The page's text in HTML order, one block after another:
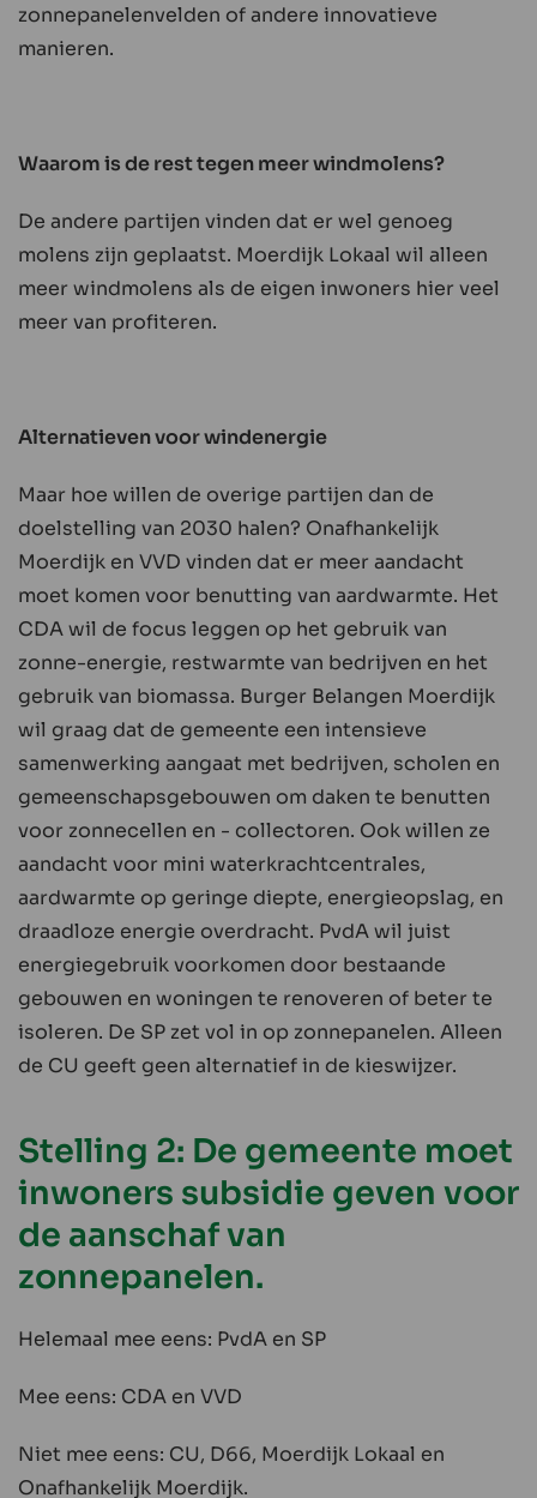
zonnepanelenvelden of andere innovatieve
manieren.
Waarom is de rest tegen meer windmolens?
De andere partijen vinden dat er wel genoeg
molens zijn geplaatst. Moerdijk Lokaal wil alleen
meer windmolens als de eigen inwoners hier veel
meer van profiteren.
Alternatieven voor windenergie
Maar hoe willen de overige partijen dan de
doelstelling van 2030 halen? Onafhankelijk
Moerdijk en VVD vinden dat er meer aandacht
moet komen voor benutting van aardwarmte. Het
CDA wil de focus leggen op het gebruik van
zonne-energie, restwarmte van bedrijven en het
gebruik van biomassa. Burger Belangen Moerdijk
wil graag dat de gemeente een intensieve
samenwerking aangaat met bedrijven, scholen en
gemeenschapsgebouwen om daken te benutten
voor zonnecellen en - collectoren. Ook willen ze
aandacht voor mini waterkrachtcentrales,
aardwarmte op geringe diepte, energieopslag, en
draadloze energie overdracht. PvdA wil juist
energiegebruik voorkomen door bestaande
gebouwen en woningen te renoveren of beter te
isoleren. De SP zet vol in op zonnepanelen. Alleen
de CU geeft geen alternatief in de kieswijzer.
Stelling 2: De gemeente moet
inwoners subsidie geven voor
de aanschaf van
zonnepanelen.
Helemaal mee eens: PvdA en SP
Mee eens: CDA en VVD
Niet mee eens: CU, D66, Moerdijk Lokaal en
Onafhankelijk Moerdijk.